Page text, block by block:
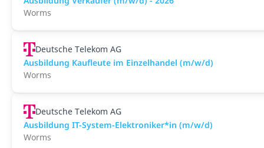
Worms
Deutsche Telekom AG
Ausbildung Kaufleute im Einzelhandel (m/w/d)
Worms
Deutsche Telekom AG
Ausbildung IT-System-Elektroniker*in (m/w/d)
Worms